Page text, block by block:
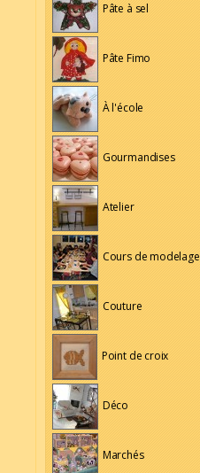
Pâte à sel
Pâte Fimo
À l'école
Gourmandises
Atelier
Cours de modelage
Couture
Point de croix
Déco
Marchés